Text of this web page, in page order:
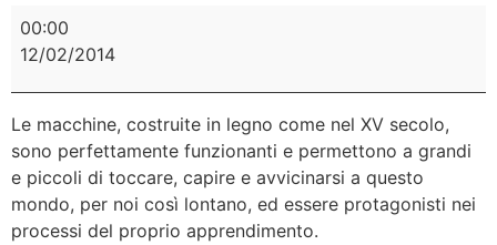
00:00
12/02/2014
Le macchine, costruite in legno come nel XV secolo,
sono perfettamente funzionanti e permettono a grandi
e piccoli di toccare, capire e avvicinarsi a questo
mondo, per noi così lontano, ed essere protagonisti nei
processi del proprio apprendimento.